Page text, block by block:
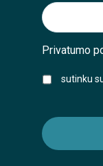
Privatumo
sutinku